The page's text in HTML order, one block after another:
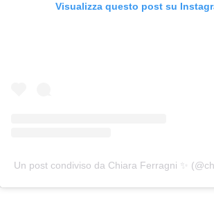
Visualizza questo post su
Un post condiviso da Chiara Ferragni ✨